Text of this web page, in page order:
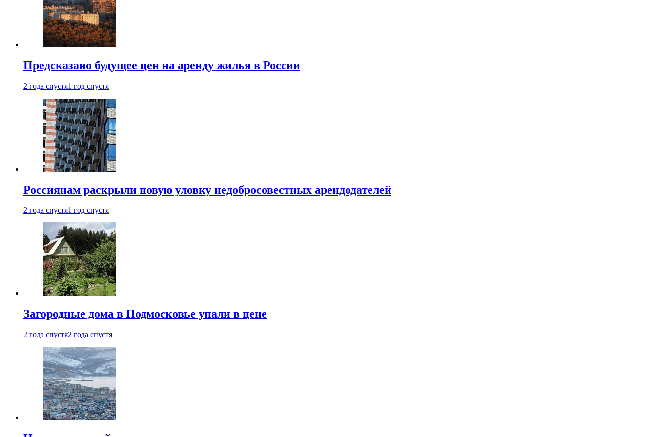
Предсказано будущее цен на аренду жилья в России
2 года спустя1 год спустя
Россиянам раскрыли новую уловку недобросовестных арендодателей
2 года спустя1 год спустя
Загородные дома в Подмосковье упали в цене
2 года спустя2 года спустя